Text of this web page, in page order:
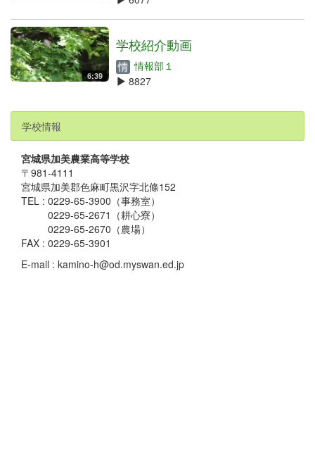
6:39
学校紹介動画
情報部１
8827
学校情報
宮城県加美農業高等学校
〒981-4111
宮城県加美郡色麻町黒沢字北條152
TEL : 0229-65-3900（事務室）
0229-65-2671（耕心寮）
0229-65-2670（農場）
FAX : 0229-65-3901
E-mail : kamino-h@od.myswan.ed.jp